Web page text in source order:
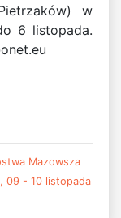
w
6 listopada.
Mazowsza
09 - 10 listopada